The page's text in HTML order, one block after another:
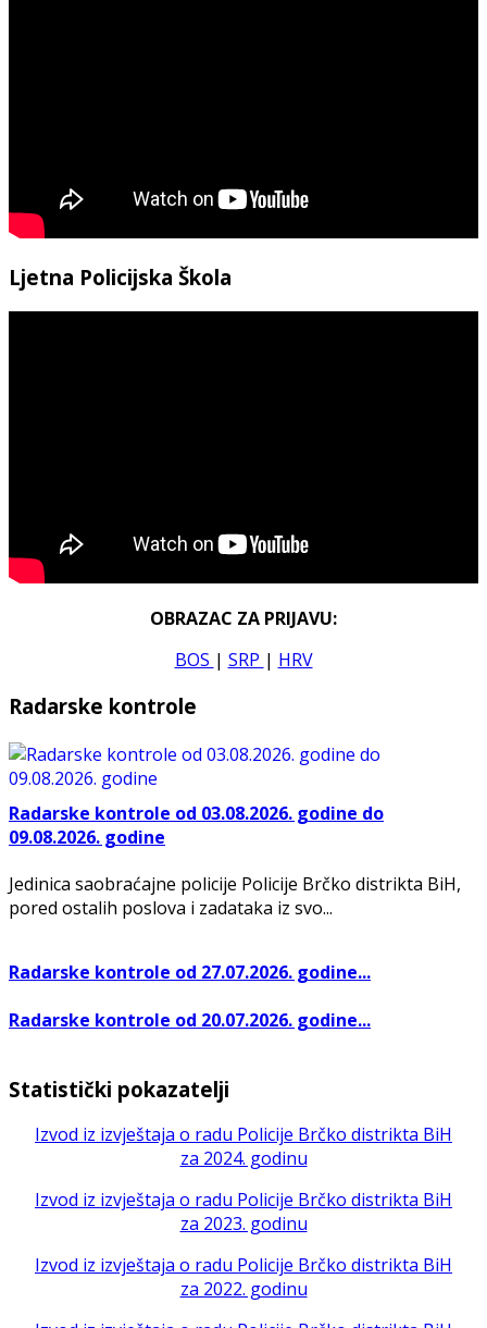
Ljetna Policijska Škola
OBRAZAC ZA PRIJAVU:
BOS | SRP | HRV
Radarske kontrole
Radarske kontrole od 03.08.2026. godine do
09.08.2026. godine
Jedinica saobraćajne policije Policije Brčko distrikta BiH,
pored ostalih poslova i zadataka iz svo...
Radarske kontrole od 27.07.2026. godine...
Radarske kontrole od 20.07.2026. godine...
Statistički pokazatelji
Izvod iz izvještaja o radu Policije Brčko distrikta BiH
za 2024. godinu
Izvod iz izvještaja o radu Policije Brčko distrikta BiH
za 2023. godinu
Izvod iz izvještaja o radu Policije Brčko distrikta BiH
za 2022. godinu